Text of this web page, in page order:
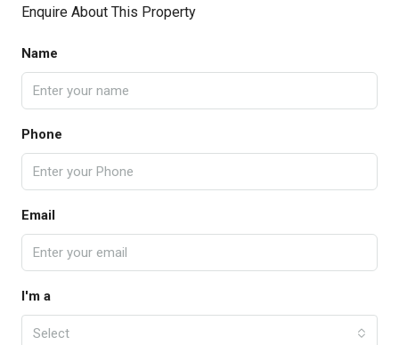
Enquire About This Property
Name
Phone
Email
I'm a
Select